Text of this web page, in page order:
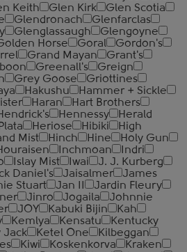
Keith Glen Kirk
Glen Scotia
Glendronach
Glenfarclas
Glenglassaugh
Glengoyne
Horse Goral
Gordon's
Grand Mayan
Grant's
Greenall's
Greign
Grey Goose
Griottines
Hakushu
Hammer + Sickle
Haran
Hart Brothers
Hennessy
Herald
Heriose Hibiki
High
Mist Hinch Hine
Holy Gun
Inchmoan
Indri
Islay Mist Iwai
J. J. Kurberg
Daniel's Jaisalmer
James
Stuart Jan II
Jardin Fleury
Jinro Jogaila
Johnnie
JOY Kabuki Bijin
Kah
Kemlya Kensatu
Kentucky
Jack Ketel One
Kilbeggan
Kiwi Koskenkorva
Kraken